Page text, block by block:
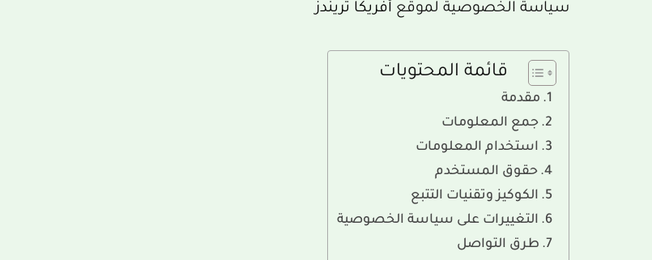
سياسة الخصوصية لموقع أفريكا تريندز
قائمة المحتويات
مقدمة
جمع المعلومات
استخدام المعلومات
حقوق المستخدم
الكوكيز وتقنيات التتبع
التغييرات على سياسة الخصوصية
طرق التواصل